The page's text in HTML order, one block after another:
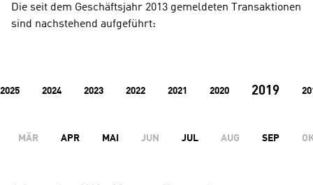
Die seit dem Geschäftsjahr 2013 gemeldeten Transaktionen
sind nachstehend aufgeführt:
2025 2024 2023 2022 2021 2020 2019
MÄR APR MAI JUN JUL AUG SEP